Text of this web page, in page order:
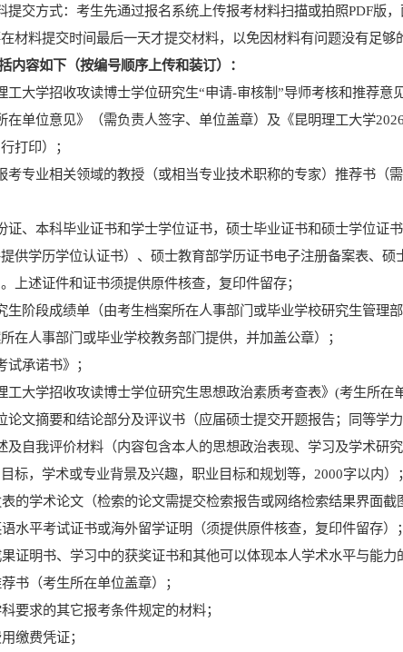
提交方式：考生先通过报名系统上传报考材料扫描或拍照PDF版
材料提交时间最后一天才提交材料，以免因材料有问题没有足够
内容如下 （按编号顺序上传和装订）
：
工大学招收攻读博士学位研究生“申请-审核制”导师考核和推荐意
在单位意见》（需负责人签字、单位盖章）及《昆明理工大学202
打印）；
考专业相关领域的教授（或相当专业技术职称的专家）推荐书 （
证、本科毕业证书和学士学位证书，硕士毕业证书和硕士学位证
供学历学位认证书）、硕士教育部学历证书电子注册备案表、 硕
。上述证件和证书须提供原件核查，复印件留存；
生阶段成绩单（由考生档案所在人事部门或毕业学校研究生管理
在人事部门或毕业学校教务部门提供，并加盖公章）；
试承诺书》；
工大学招收攻读博士学位研究生思想政治素质考查表》(考生所在
论文摘要和结论部分及评议书 （应届硕士提交开题报告；
同等学
及自我评价材料（内容包含本人的思想政治表现、学习及学术研
标，学术或专业背景及兴趣，职业目标和规划等， 2000字以内）；
的学术论文（检索的论文需提交检索报告或网络检索结果界面截
水平考试证书或海外留学证明（须提供原件核查，复印件留存）；
证明书、学习中的获奖证书和其他可以体现本人学术水平与能力
书（考生所在单位盖章）
；
要求的其它报考条件规定的材料；
缴费凭证；